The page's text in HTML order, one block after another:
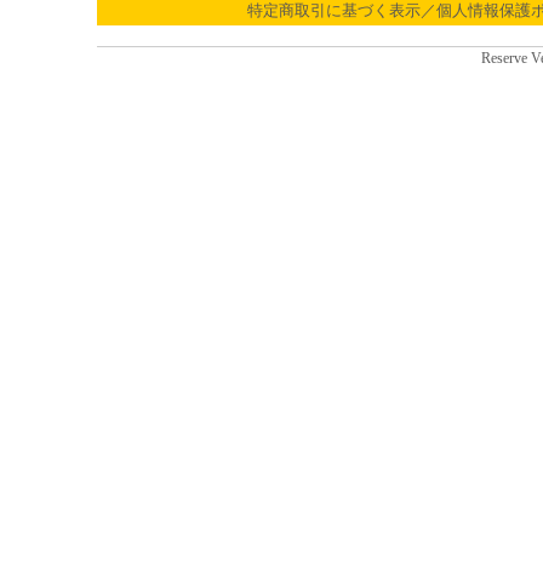
特定商取引に基づく表示／個人情報保護
Reserve